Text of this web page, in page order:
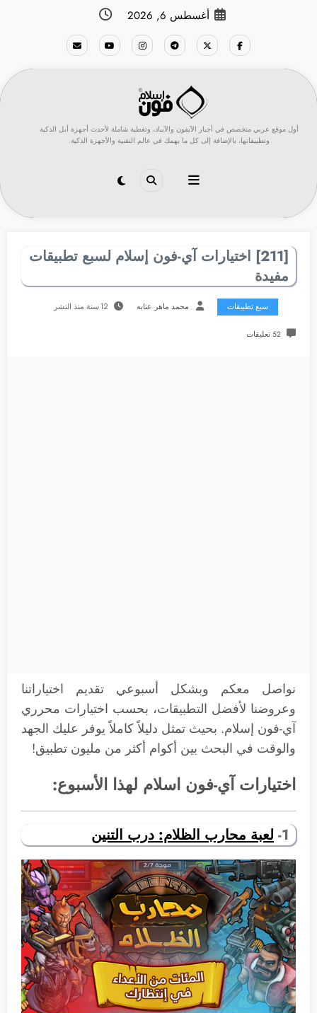
أغسطس 6, 2026
أول موقع عربي متخصص في أخبار الآيفون والآيباد، وتغطية شاملة لأحدث أجهزة أبل الذكية
وتطبيقاتها، بالإضافة إلى كل ما يهمك في عالم التقنية والأجهزة الذكية.
[211] اختيارات آي-فون إسلام لسبع تطبيقات
مفيدة
سبع تطبيقات محمد ماهر عنابه 12 سنة منذ النشر
52 تعليقات
نواصل معكم وبشكل أسبوعي تقديم اختياراتنا
وعروضنا لأفضل التطبيقات، بحسب اختيارات محرري
آي-فون إسلام. بحيث تمثل دليلاً كاملاً يوفر عليك الجهد
والوقت في البحث بين أكوام أكثر من مليون تطبيق!
اختيارات آي-فون اسلام لهذا الأسبوع:
1- لعبة محارب الظلام: درب التنين